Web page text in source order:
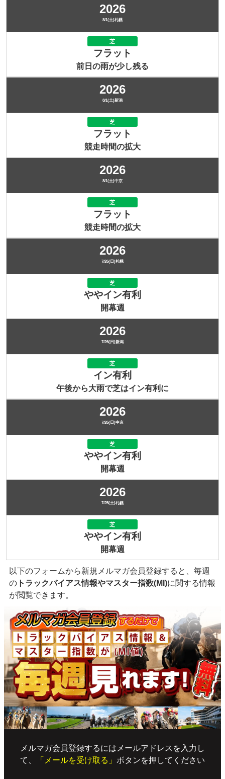
2026
8/1(土)札幌
芝
フラット
前日の雨が少し残る
2026
8/1(土)新潟
芝
フラット
競走時間の拡大
2026
8/1(土)中京
芝
フラット
競走時間の拡大
2026
7/26(日)札幌
芝
ややイン有利
開幕週
2026
7/26(日)新潟
芝
イン有利
午後から大雨で芝はイン有利に
2026
7/26(日)中京
芝
ややイン有利
開幕週
2026
7/25(土)札幌
芝
ややイン有利
開幕週
以下のフォームから新規メルマガ会員登録すると、毎週
の トラックバイアス情報やマスター指数(MI)に関する情報
が閲覧できます。
メルマガ会員登録するにはメールアドレスを入力し
て、
「メールを受け取る」 ボタンを押してください